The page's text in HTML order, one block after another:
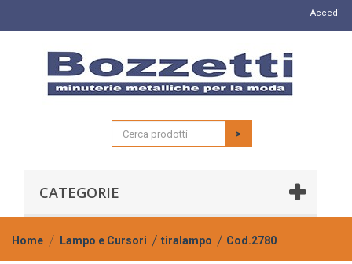
Accedi
>
CATEGORIE
Home Lampo e Cursori tiralampo Cod.2780